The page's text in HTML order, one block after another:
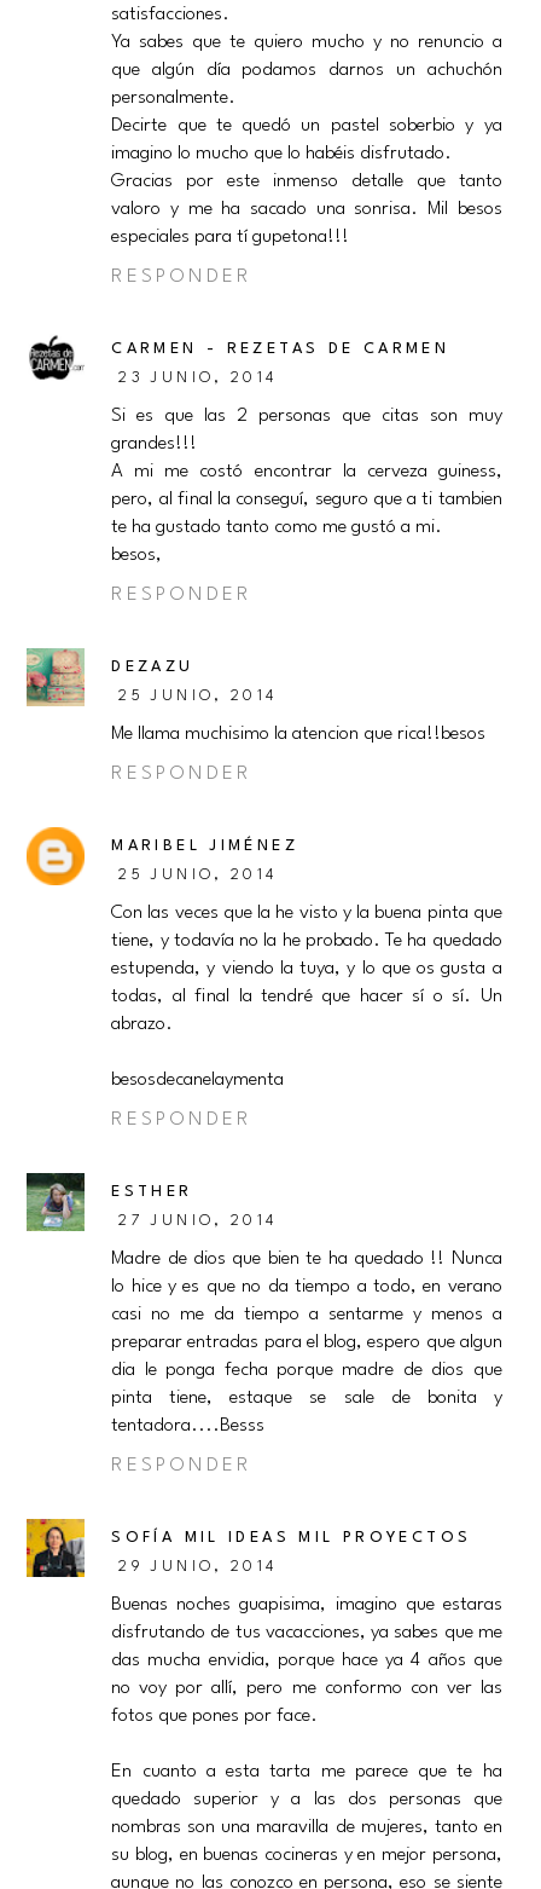
satisfacciones.
Ya sabes que te quiero mucho y no renuncio a
que algún día podamos darnos un achuchón
personalmente.
Decirte que te quedó un pastel soberbio y ya
imagino lo mucho que lo habéis disfrutado.
Gracias por este inmenso detalle que tanto
valoro y me ha sacado una sonrisa. Mil besos
especiales para tí gupetona!!!
RESPONDER
CARMEN - REZETAS DE CARMEN
23 JUNIO, 2014
Si es que las 2 personas que citas son muy
grandes!!!
A mi me costó encontrar la cerveza guiness,
pero, al final la conseguí, seguro que a ti tambien
te ha gustado tanto como me gustó a mi.
besos,
RESPONDER
DEZAZU
25 JUNIO, 2014
Me llama muchisimo la atencion que rica!!besos
RESPONDER
MARIBEL JIMÉNEZ
25 JUNIO, 2014
Con las veces que la he visto y la buena pinta que
tiene, y todavía no la he probado. Te ha quedado
estupenda, y viendo la tuya, y lo que os gusta a
todas, al final la tendré que hacer sí o sí. Un
abrazo.
besosdecanelaymenta
RESPONDER
ESTHER
27 JUNIO, 2014
Madre de dios que bien te ha quedado !! Nunca
lo hice y es que no da tiempo a todo, en verano
casi no me da tiempo a sentarme y menos a
preparar entradas para el blog, espero que algun
dia le ponga fecha porque madre de dios que
pinta tiene, estaque se sale de bonita y
tentadora....Besss
RESPONDER
SOFÍA MIL IDEAS MIL PROYECTOS
29 JUNIO, 2014
Buenas noches guapisima, imagino que estaras
disfrutando de tus vacacciones, ya sabes que me
das mucha envidia, porque hace ya 4 años que
no voy por allí, pero me conformo con ver las
fotos que pones por face.
En cuanto a esta tarta me parece que te ha
quedado superior y a las dos personas que
nombras son una maravilla de mujeres, tanto en
su blog, en buenas cocineras y en mejor persona,
aunque no las conozco en persona, eso se siente